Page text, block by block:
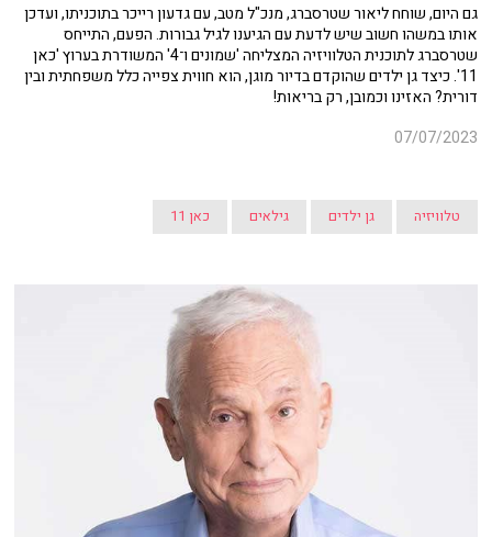
גם היום, שוחח ליאור שטרסברג, מנכ"ל מטב, עם גדעון רייכר בתוכניתו, ועדכן
אותו במשהו חשוב שיש לדעת עם הגיענו לגיל גבורות. הפעם, התייחס
שטרסברג לתוכנית הטלוויזיה המצליחה 'שמונים ו־4' המשודרת בערוץ 'כאן
11'. כיצד גן ילדים שהוקדם בדיור מוגן, הוא חווית צפייה כלל משפחתית ובין
דורית? האזינו וכמובן, רק בריאות!
07/07/2023
טלוויזיה גן ילדים גילאים כאן 11